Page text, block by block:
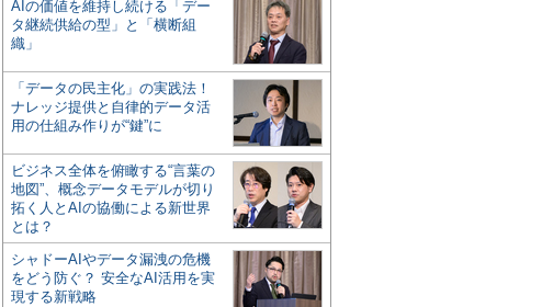
AIの価値を維持し続ける「デー
タ継続供給の型」と「横断組
織」
「データの民主化」の実践法！
ナレッジ提供と自律的データ活
用の仕組み作りが“鍵”に
ビジネス全体を俯瞰する“言葉の
地図”、概念データモデルが切り
拓く人とAIの協働による新世界
とは？
シャドーAIやデータ漏洩の危機
をどう防ぐ？ 安全なAI活用を実
現する新戦略